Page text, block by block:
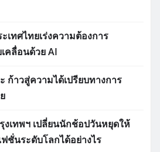
เทศไทยเร่งความต้องการ
คลื่อนด้วย AI
ก้าวสู่ความได้เปรียบทางการ
เทพฯ เปลี่ยนนักช้อปวันหยุดให้
ชั่นระดับโลกได้อย่างไร